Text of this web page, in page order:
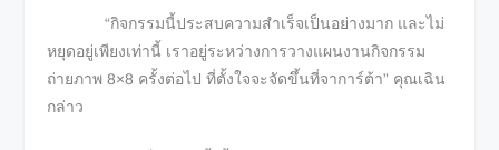
“กิจกรรมนี้ประสบความสำเร็จเป็นอย่างมาก และไม่
หยุดอยู่เพียงเท่านี้ เราอยู่ระหว่างการวางแผนงานกิจกรรม
ถ่ายภาพ 8×8 ครั้งต่อไป ที่ตั้งใจจะจัดขึ้นที่จาการ์ต้า” คุณเฉิน
กล่าว